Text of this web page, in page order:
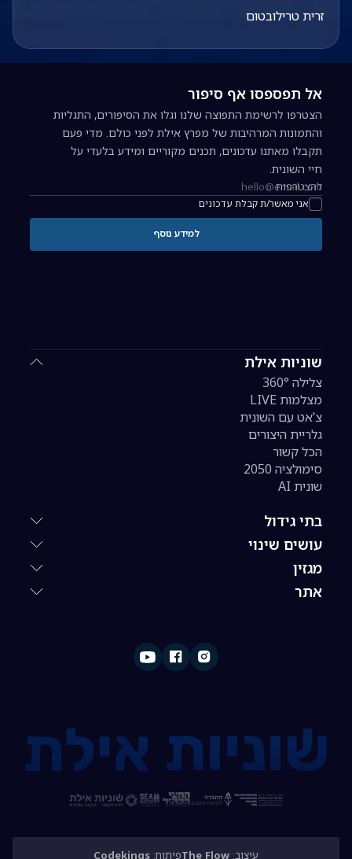
זרית טרילובטום
שוניות אילת
צלילה 360°
מצלמות LIVE
צ'אט עם השונית
גלריית היצורים
הכל קשור
סימולציה 2050
שונית AI
בתי גידול
עושים שינוי
מגזין
אתר
אל תפספסו אף סיפור
הצטרפו לרשימת התפוצה שלנו וגלו את הסיפורים, התגליות
והתמונות המרהיבות של מפרץ אילת לפני כולם. מדי פעם
תקבלו מאתנו עדכונים, תכנים מקוריים ומידע בלעדי על
חיי השונית.
כתובת אימייל להרשמה לניוזלטר
אני מאשר/ת קבלת עדכונים
להצטרפות
למידע נוסף
עיצוב: The Flowפיתוח: Codekings